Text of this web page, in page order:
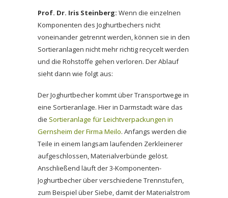
Prof. Dr. Iris Steinberg: Wenn die einzelnen
Komponenten des Joghurtbechers nicht
voneinander getrennt werden, können sie in den
Sortieranlagen nicht mehr richtig recycelt werden
und die Rohstoffe gehen verloren. Der Ablauf
sieht dann wie folgt aus:
Der Joghurtbecher kommt über Transportwege in
eine Sortieranlage. Hier in Darmstadt wäre das
die Sortieranlage für Leichtverpackungen in
Gernsheim der Firma Meilo. Anfangs werden die
Teile in einem langsam laufenden Zerkleinerer
aufgeschlossen, Materialverbünde gelöst.
Anschließend läuft der 3-Komponenten-
Joghurtbecher über verschiedene Trennstufen,
zum Beispiel über Siebe, damit der Materialstrom